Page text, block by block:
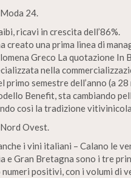
24.
ricavi in crescita dell’86%.
creato una prima linea di
Greco La quotazione In
nella
primo semestre dell’anno (a
Benefit, sta cambiando
così la tradizione
Ovest.
i vini italiani – Calano le
e Gran Bretagna sono i tre
numeri positivi, con i volumi di